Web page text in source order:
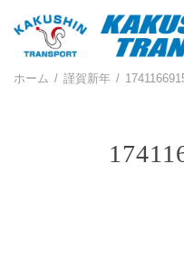
ホーム 謹賀新年